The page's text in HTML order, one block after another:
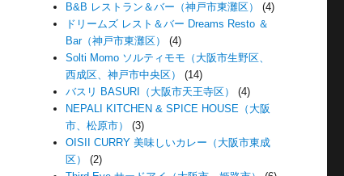
B&B レストラン＆バー（神戸市東灘区）
(4)
ドリームズ レスト＆バー Dreams Resto ＆
Bar（神戸市東灘区）
(4)
Solti Momo ソルティモモ（大阪市生野区、
西成区、神戸市中央区）
(14)
バスリ BASURI（大阪市天王寺区）
(4)
NEPALI KITCHEN & SPICE HOUSE（大阪
市、松原市）
(3)
OISII CURRY 美味しいカレー（大阪市東成
区）
(2)